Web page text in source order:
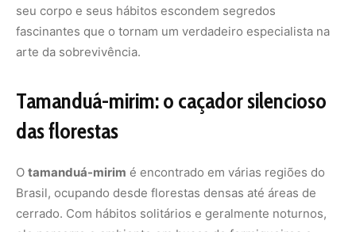
seu corpo e seus hábitos escondem segredos
fascinantes que o tornam um verdadeiro especialista na
arte da sobrevivência.
Tamanduá-mirim: o caçador silencioso
das florestas
O tamanduá-mirim é encontrado em várias regiões do
Brasil, ocupando desde florestas densas até áreas de
cerrado. Com hábitos solitários e geralmente noturnos,